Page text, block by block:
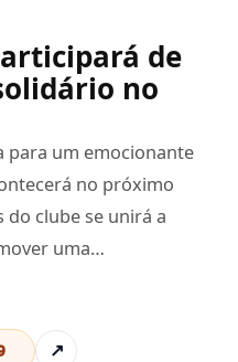
de
no
para um emocionante
no próximo
do clube se unirá a
uma…
↗